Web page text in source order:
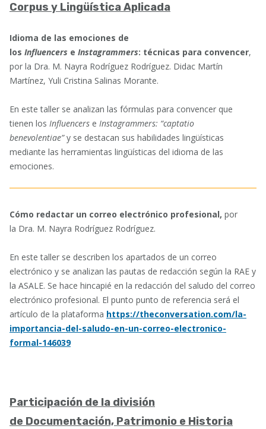
Corpus y Lingüística Aplicada
Idioma de las emociones de
los Influencers e Instagrammers: técnicas para convencer,
por la Dra. M. Nayra Rodríguez Rodríguez. Didac Martín
Martínez, Yuli Cristina Salinas Morante.
En este taller se analizan las fórmulas para convencer que
tienen los Influencers e Instagrammers: “captatio
benevolentiae”y se destacan sus habilidades lingüísticas
mediante las herramientas lingüísticas del idioma de las
emociones.
Cómo redactar un correo electrónico profesional, por
la Dra. M. Nayra Rodríguez Rodríguez.
En este taller se describen los apartados de un correo
electrónico y se analizan las pautas de redacción según la RAE y
la ASALE. Se hace hincapié en la redacción del saludo del correo
electrónico profesional. El punto punto de referencia será el
artículo de la plataforma https://theconversation.com/la-
importancia-del-saludo-en-un-correo-electronico-
formal-146039
Participación de la división
de Documentación, Patrimonio e Historia